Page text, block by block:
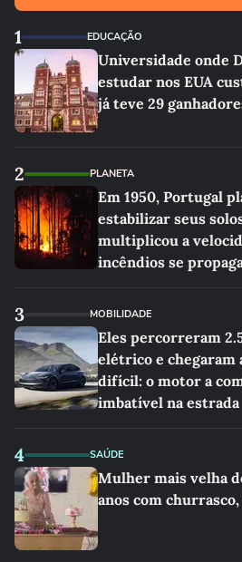
1 EDUCAÇÃO
Universidade onde
estudar nos EUA
já teve 29
2 PLANETA
Em 1950, Portugal
estabilizar seus
multiplicou a
incêndios se
3 MOBILIDADE
Eles percorreram
elétrico e chegaram
difícil: o motor a
imbatível na estrada
4 SAÚDE
Mulher mais velha
anos com